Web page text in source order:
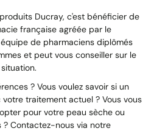
Ducray, c'est bénéficier de
française agréée par le
de pharmaciens diplômés
et peut vous conseiller sur le
? Vous voulez savoir si un
traitement actuel ? Vous vous
pour votre peau sèche ou
Contactez-nous via notre